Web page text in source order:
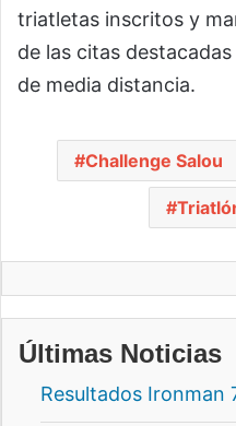
triatletas inscritos y
de las citas
de media distancia.
Challenge Salou
Últimas Noticias
Resultados Ironman